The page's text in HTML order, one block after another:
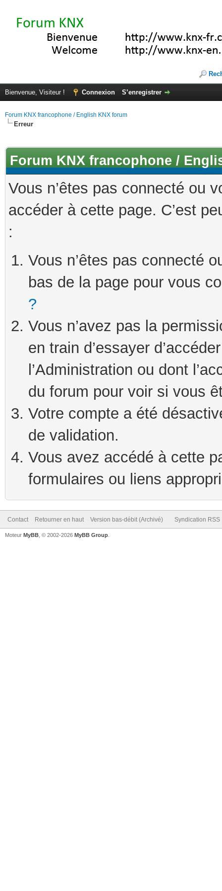
Bienvenue, Visiteur ! Connexion S’enregistrer
Forum KNX francophone / English KNX forum
Erreur
Forum KNX francophone /
Vous n’êtes pas connecté ou
accéder à cette page. C’est
:
Vous n’êtes pas connecté
bas de la page pour vous
?
Vous n’avez pas la
en train d’essayer
l’Administration ou dont
du forum pour voir si vous
Votre compte a été
de validation.
Vous avez accédé à cette
formulaires ou liens
Contact Retourner en haut Version bas-débit (Archivé) Syndication RSS
Moteur MyBB , © 2002-2026 MyBB Group